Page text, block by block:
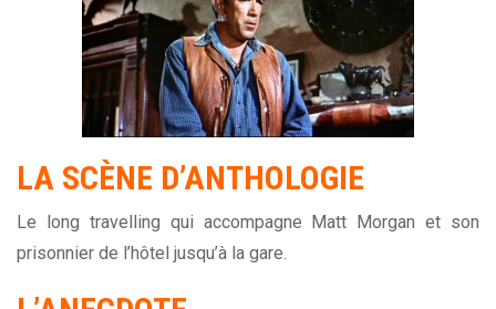
LA SCÈNE D’ANTHOLOGIE
Le long travelling qui accompagne Matt Morgan et son
prisonnier de l’hôtel jusqu’à la gare.